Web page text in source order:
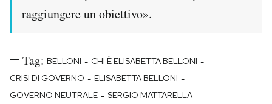
raggiungere un obiettivo».
Tag: BELLONI - CHI È ELISABETTA BELLONI -
CRISI DI GOVERNO - ELISABETTA BELLONI -
GOVERNO NEUTRALE - SERGIO MATTARELLA